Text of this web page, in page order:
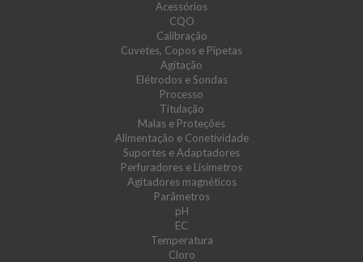
Acessórios
CQO
Calibração
Cuvetes, Copos e Pipetas
Agitação
Elétrodos e Sondas
Processo
Titulação
Malas e Proteções
Alimentação e Conetividade
Suportes e Adaptadores
Perfuradores e Lisímetros
Agitadores magnéticos
Parâmetros
pH
EC
Temperatura
Cloro